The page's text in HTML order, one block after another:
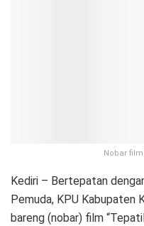
Nobar
Kediri – Bertepatan
Pemuda, KPU Kabupaten
bareng (nobar) film